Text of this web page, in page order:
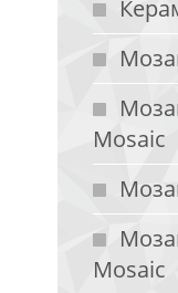
Mosaic
Mosaic